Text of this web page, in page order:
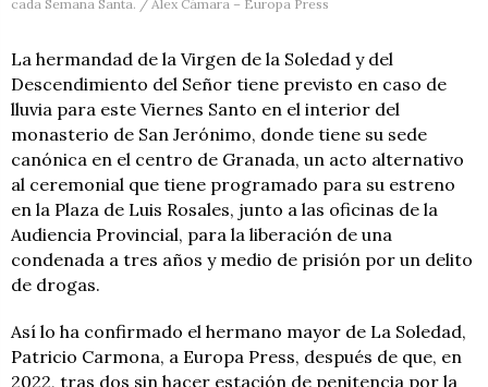
cada Semana Santa. / Álex Cámara – Europa Press
La hermandad de la Virgen de la Soledad y del
Descendimiento del Señor tiene previsto en caso de
lluvia para este Viernes Santo en el interior del
monasterio de San Jerónimo, donde tiene su sede
canónica en el centro de Granada, un acto alternativo
al ceremonial que tiene programado para su estreno
en la Plaza de Luis Rosales, junto a las oficinas de la
Audiencia Provincial, para la liberación de una
condenada a tres años y medio de prisión por un delito
de drogas.
Así lo ha confirmado el hermano mayor de La Soledad,
Patricio Carmona, a Europa Press, después de que, en
2022, tras dos sin hacer estación de penitencia por la